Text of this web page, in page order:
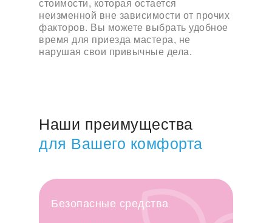
стоимости, которая остается
неизменной вне зависимости от прочих
факторов. Вы можете выбрать удобное
время для приезда мастера, не
нарушая свои привычные дела.
Наши преимущества
для Вашего комфорта
Безопасные средства